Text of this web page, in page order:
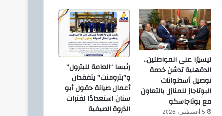
تيسيرًا على المواطنين..
الدقهلية تدشن خدمة
توصيل أسطوانات
البوتاجاز للمنازل بالتعاون
مع بوتاجاسكو
5 أغسطس، 2026
رئيسا “العامة للبترول”
و”بترومنت” يتفقدان
أعمال صيانة حقول أبو
سنان استعدادًا لفترات
الذروة الصيفية